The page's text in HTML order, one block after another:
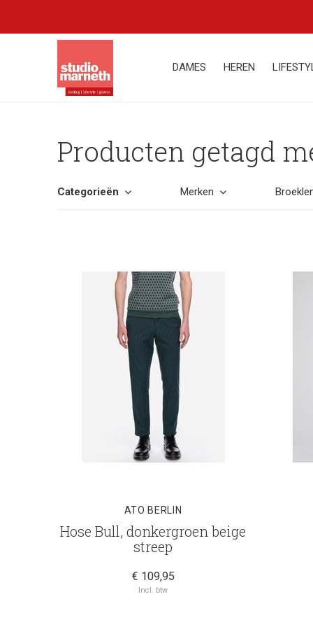
DAMES HEREN
Producten getagd
Categorieën Merken
ATO BERLIN
Hose Bull, donkergroen beige
streep
€ 109,95
Incl. btw